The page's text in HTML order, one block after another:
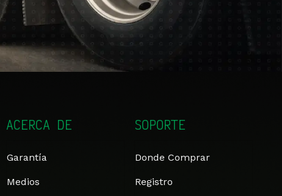
ACERCA DE
Garantía
Medios
SOPORTE
Donde Comprar
Registro